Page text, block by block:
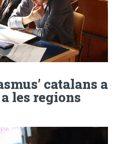
catalans a
les regions